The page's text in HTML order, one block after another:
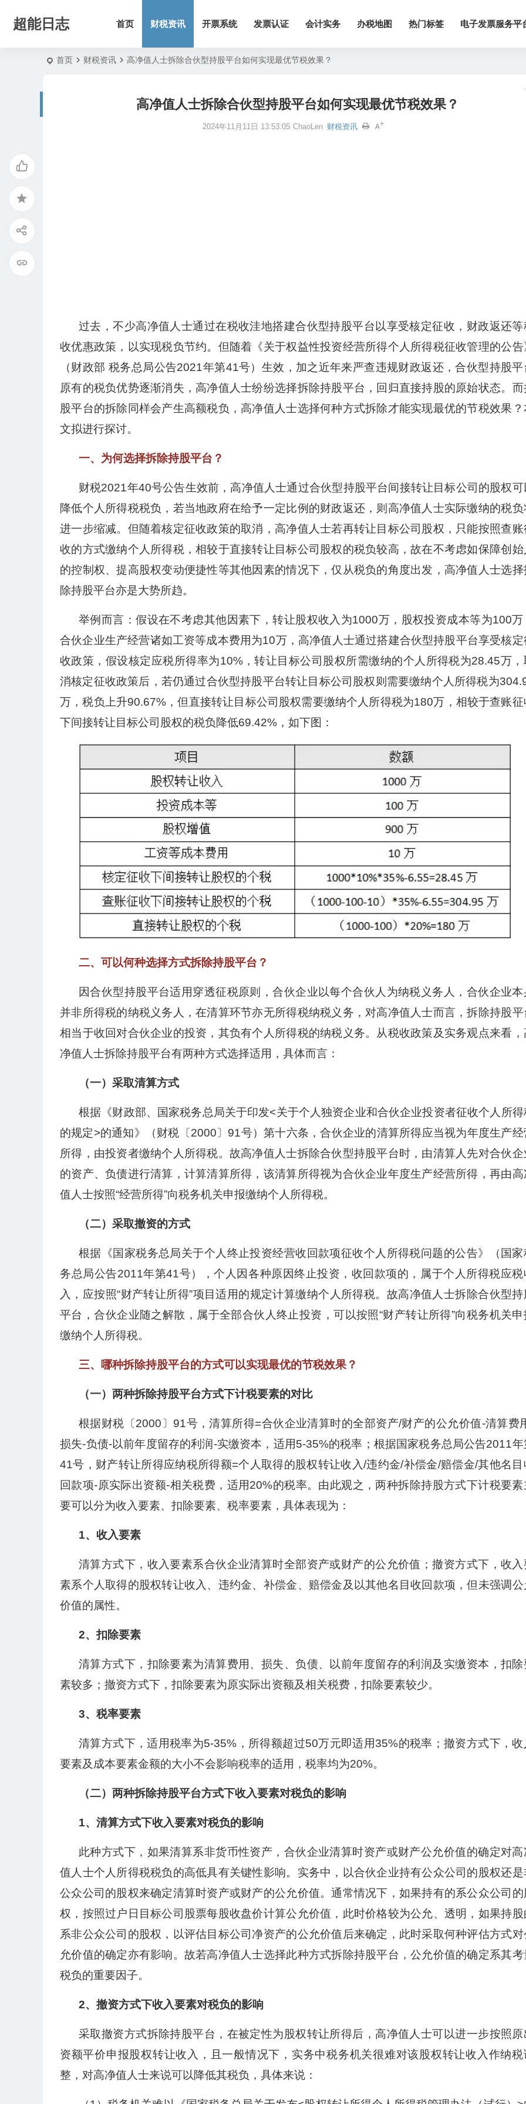
超能日志 首页 财税资讯 开票系统 发票认证 会计实务 办税地图 热门标签 电子发票服务平
首页 财税资讯 高净值人士拆除合伙型持股平台如何实现最优节税效果？
高净值人士拆除合伙型持股平台如何实现最优节税效果？
2024年11月11日 13:53:05 ChaoLen 财税资讯
过去，不少高净值人士通过在税收洼地搭建合伙型持股平台以享受核定征收，财政返还等
收优惠政策，以实现税负节约。但随着《关于权益性投资经营所得个人所得税征收管理的公告
（财政部 税务总局公告2021年第41号）生效，加之近年来严查违规财政返还，合伙型持股平
原有的税负优势逐渐消失，高净值人士纷纷选择拆除持股平台，回归直接持股的原始状态。而
股平台的拆除同样会产生高额税负，高净值人士选择何种方式拆除才能实现最优的节税效果？
文拟进行探讨。
一、为何选择拆除持股平台？
财税2021年40号公告生效前，高净值人士通过合伙型持股平台间接转让目标公司的股权可
降低个人所得税税负，若当地政府在给予一定比例的财政返还，则高净值人士实际缴纳的税负
进一步缩减。但随着核定征收政策的取消，高净值人士若再转让目标公司股权，只能按照查账
收的方式缴纳个人所得税，相较于直接转让目标公司股权的税负较高，故在不考虑如保障创始
的控制权、提高股权变动便捷性等其他因素的情况下，仅从税负的角度出发，高净值人士选择
除持股平台亦是大势所趋。
举例而言：假设在不考虑其他因素下，转让股权收入为1000万，股权投资成本等为100万
合伙企业生产经营诸如工资等成本费用为10万，高净值人士通过搭建合伙型持股平台享受核定
收政策，假设核定应税所得率为10%，转让目标公司股权所需缴纳的个人所得税为28.45万，
消核定征收政策后，若仍通过合伙型持股平台转让目标公司股权则需要缴纳个人所得税为
万，税负上升90.67%，但直接转让目标公司股权需要缴纳个人所得税为180万，相较于查账征
下间接转让目标公司股权的税负降低69.42%，如下图：
二、可以何种选择方式拆除持股平台？
因合伙型持股平台适用穿透征税原则，合伙企业以每个合伙人为纳税义务人，合伙企业本
并非所得税的纳税义务人，在清算环节亦无所得税纳税义务，对高净值人士而言，拆除持股平
相当于收回对合伙企业的投资，其负有个人所得税的纳税义务。从税收政策及实务观点来看，
净值人士拆除持股平台有两种方式选择适用，具体而言：
（一）采取清算方式
根据《财政部、国家税务总局关于印发<关于个人独资企业和合伙企业投资者征收个人所得
的规定>的通知》（财税〔2000〕91号）第十六条，合伙企业的清算所得应当视为年度生产经
所得，由投资者缴纳个人所得税。故高净值人士拆除合伙型持股平台时，由清算人先对合伙企
的资产、负债进行清算，计算清算所得，该清算所得视为合伙企业年度生产经营所得，再由高
值人士按照“经营所得”向税务机关申报缴纳个人所得税。
（二）采取撤资的方式
根据《国家税务总局关于个人终止投资经营收回款项征收个人所得税问题的公告》（国家
务总局公告2011年第41号），个人因各种原因终止投资，收回款项的，属于个人所得税应税
入，应按照“财产转让所得”项目适用的规定计算缴纳个人所得税。故高净值人士拆除合伙型持
平台，合伙企业随之解散，属于全部合伙人终止投资，可以按照“财产转让所得”向税务机关申
缴纳个人所得税。
三、哪种拆除持股平台的方式可以实现最优的节税效果？
（一）两种拆除持股平台方式下计税要素的对比
根据财税〔2000〕91号，清算所得=合伙企业清算时的全部资产/财产的公允价值-清算费
损失-负债-以前年度留存的利润-实缴资本，适用5-35%的税率；根据国家税务总局公告2011年
41号，财产转让所得应纳税所得额=个人取得的股权转让收入/违约金/补偿金/赔偿金/其他名目
回款项-原实际出资额-相关税费，适用20%的税率。由此观之，两种拆除持股方式下计税要素
要可以分为收入要素、扣除要素、税率要素，具体表现为：
1、收入要素
清算方式下，收入要素系合伙企业清算时全部资产或财产的公允价值；撤资方式下，收入
素系个人取得的股权转让收入、违约金、补偿金、赔偿金及以其他名目收回款项，但未强调公
价值的属性。
2、扣除要素
清算方式下，扣除要素为清算费用、损失、负债、以前年度留存的利润及实缴资本，扣除
素较多；撤资方式下，扣除要素为原实际出资额及相关税费，扣除要素较少。
3、税率要素
清算方式下，适用税率为5-35%，所得额超过50万元即适用35%的税率；撤资方式下，收
要素及成本要素金额的大小不会影响税率的适用，税率均为20%。
（二）两种拆除持股平台方式下收入要素对税负的影响
1、清算方式下收入要素对税负的影响
此种方式下，如果清算系非货币性资产，合伙企业清算时资产或财产公允价值的确定对高
值人士个人所得税税负的高低具有关键性影响。实务中，以合伙企业持有公众公司的股权还是
公众公司的股权来确定清算时资产或财产的公允价值。通常情况下，如果持有的系公众公司的
权，按照过户日目标公司股票每股收盘价计算公允价值，此时价格较为公允、透明，如果持股
系非公众公司的股权，以评估目标公司净资产的公允价值后来确定，此时采取何种评估方式对
允价值的确定亦有影响。故若高净值人士选择此种方式拆除持股平台，公允价值的确定系其考
税负的重要因子。
2、撤资方式下收入要素对税负的影响
采取撤资方式拆除持股平台，在被定性为股权转让所得后，高净值人士可以进一步按照原
资额平价申报股权转让收入，且一般情况下，实务中税务机关很难对该股权转让收入作纳税
整，对高净值人士来说可以降低其税负，具体来说：